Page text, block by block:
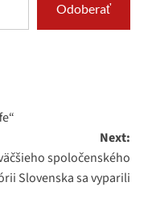
Odoberať
Next:
spoločenského
Slovenska sa vyparili